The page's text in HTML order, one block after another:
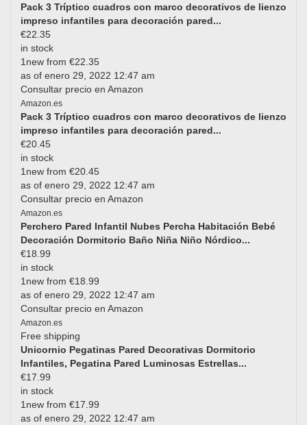
Pack 3 Tríptico cuadros con marco decorativos de lienzo
impreso infantiles para decoración pared...
€22.35
in stock
1new from €22.35
as of enero 29, 2022 12:47 am
Consultar precio en Amazon
Amazon.es
Pack 3 Tríptico cuadros con marco decorativos de lienzo
impreso infantiles para decoración pared...
€20.45
in stock
1new from €20.45
as of enero 29, 2022 12:47 am
Consultar precio en Amazon
Amazon.es
Perchero Pared Infantil Nubes Percha Habitación Bebé
Decoración Dormitorio Baño Niña Niño Nórdico...
€18.99
in stock
1new from €18.99
as of enero 29, 2022 12:47 am
Consultar precio en Amazon
Amazon.es
Free shipping
Unicornio Pegatinas Pared Decorativas Dormitorio
Infantiles, Pegatina Pared Luminosas Estrellas...
€17.99
in stock
1new from €17.99
as of enero 29, 2022 12:47 am